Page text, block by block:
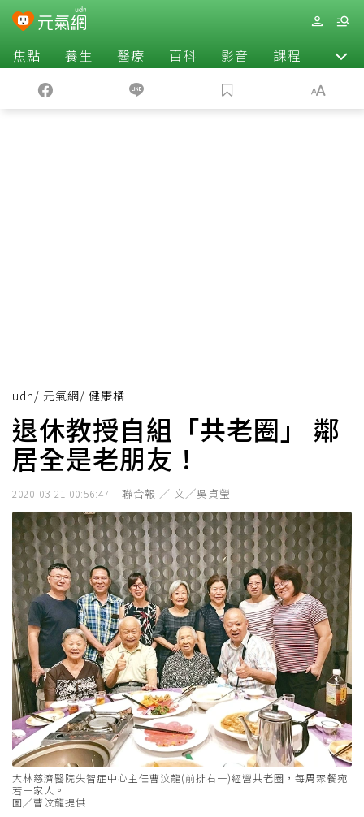
焦點 養生 醫療 百科 影音 課程 退休
udn/ 元氣網/ 健康橘
退休教授自組「共老圈」 鄰
居全是老朋友！
2020-03-21 00:56:47 聯合報 ／ 文╱吳貞瑩
大林慈濟醫院失智症中心主任曹汶龍(前排右一)經營共老圈，每周聚餐宛
若一家人。
圖╱曹汶龍提供